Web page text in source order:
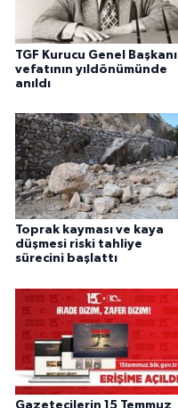
TGF Kurucu Genel Başkanı
vefatının yıldönümünde
anıldı
Toprak kayması ve kaya
düşmesi riski tahliye
sürecini başlattı